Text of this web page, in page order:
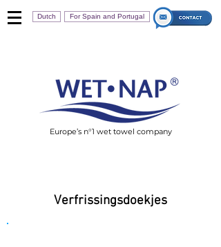
Dutch For Spain and Portugal
Europe’s n°1 wet towel company
Verfrissingsdoekjes